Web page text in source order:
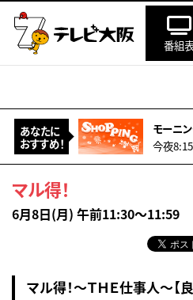
番組
あなたに
おすすめ！
モーニ
今夜
マル得！
6月8日(月) 午前11:30～11:59
マル得！～ＴＨＥ仕事人～